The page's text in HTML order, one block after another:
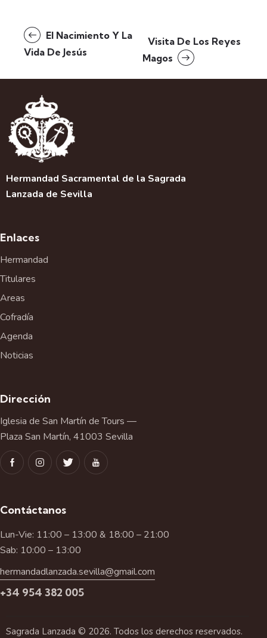
N
a
e
a
c
i
ó
n
d
e
v
n
t
El Nacimiento Y La
Vida De Jesús
Visita De Los Reyes
Magos
Hermandad Sacramental de la Sagrada
Lanzada de Sevilla
Enlaces
Hermandad
Titulares
Areas
Cofradía
Agenda
Noticias
Dirección
Iglesia de San Martín de Tours —
Plaza San Martín, 41003 Sevilla
Contáctanos
Lun-Vie: 11:00 – 13:00 & 18:00 – 21:00
Sab: 10:00 – 13:00
hermandadlanzada.sevilla@gmail.com
+34 954 382 005
Sagrada Lanzada © 2026. Todos los derechos reservados.